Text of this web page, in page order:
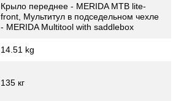
Крыло переднее - MERIDA MTB lite-
front, Мультитул в подседельном чехле
- MERIDA Multitool with saddlebox
14.51 kg
135 кг